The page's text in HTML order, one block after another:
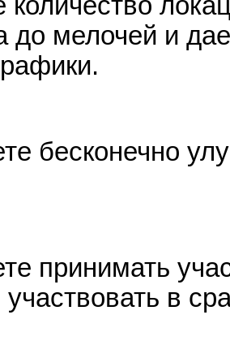
до мелочей и
бесконечно
принимать
участвовать в